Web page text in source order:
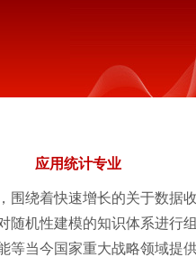
应用统计专业
围绕着快速增长的关于数据
随机性建模的知识体系进行
当今国家重大战略领域提供